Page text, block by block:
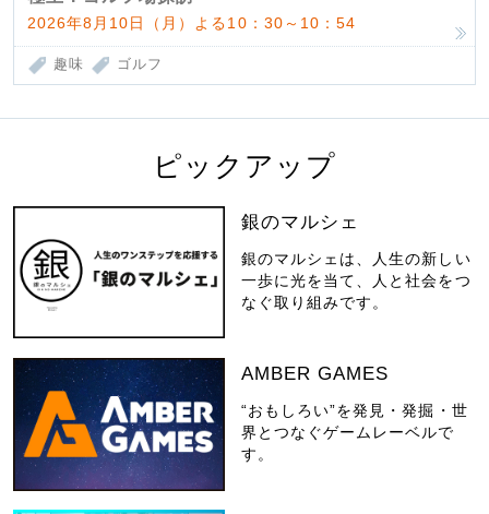
2026年8月10日（月）よる10：30～10：54
趣味 ゴルフ
ピックアップ
銀のマルシェ
銀のマルシェは、人生の新しい
一歩に光を当て、人と社会をつ
なぐ取り組みです。
AMBER GAMES
“おもしろい”を発見・発掘・世
界とつなぐゲームレーベルで
す。